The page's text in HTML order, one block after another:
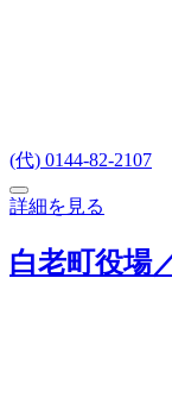
(代) 0144-82-2107
詳細を見る
白老町役場